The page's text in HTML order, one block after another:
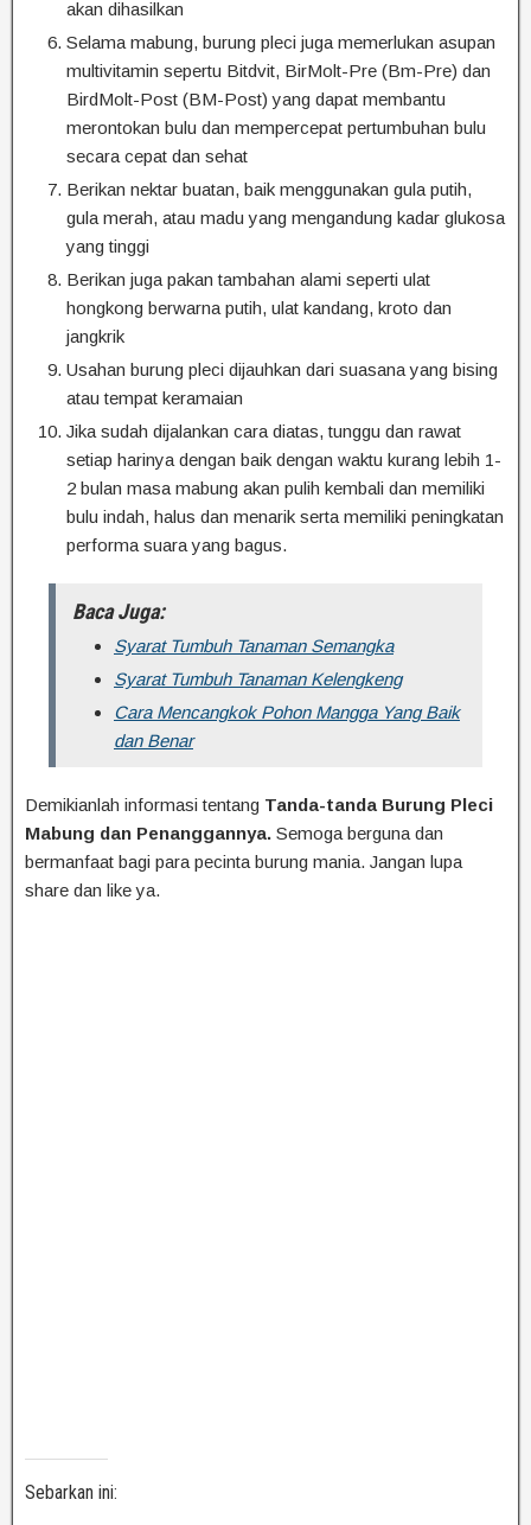
akan dihasilkan
Selama mabung, burung pleci juga memerlukan asupan
multivitamin sepertu Bitdvit, BirMolt-Pre (Bm-Pre) dan
BirdMolt-Post (BM-Post) yang dapat membantu
merontokan bulu dan mempercepat pertumbuhan bulu
secara cepat dan sehat
Berikan nektar buatan, baik menggunakan gula putih,
gula merah, atau madu yang mengandung kadar glukosa
yang tinggi
Berikan juga pakan tambahan alami seperti ulat
hongkong berwarna putih, ulat kandang, kroto dan
jangkrik
Usahan burung pleci dijauhkan dari suasana yang bising
atau tempat keramaian
Jika sudah dijalankan cara diatas, tunggu dan rawat
setiap harinya dengan baik dengan waktu kurang lebih 1-
2 bulan masa mabung akan pulih kembali dan memiliki
bulu indah, halus dan menarik serta memiliki peningkatan
performa suara yang bagus.
Baca Juga:
Syarat Tumbuh Tanaman Semangka
Syarat Tumbuh Tanaman Kelengkeng
Cara Mencangkok Pohon Mangga Yang Baik
dan Benar
Demikianlah informasi tentang Tanda-tanda Burung Pleci
Mabung dan Penanggannya. Semoga berguna dan
bermanfaat bagi para pecinta burung mania. Jangan lupa
share dan like ya.
Sebarkan ini: